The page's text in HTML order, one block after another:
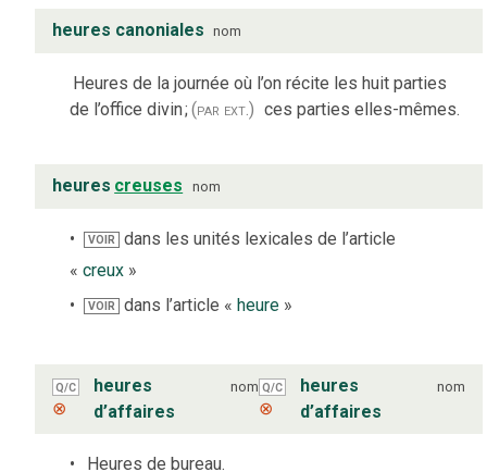
heures canoniales nom
Heures de la journée où l’on récite les huit parties
de l’office divin;(par ext.) ces parties elles-mêmes.
heures creuses nom
VOIR
dans les unités lexicales de l’article
« creux »
VOIR dans l’article «heure »
Q/C
⊗
heures
d’affaires
nom Q/C
⊗
heures
d’affaires
nom
Heures de bureau.